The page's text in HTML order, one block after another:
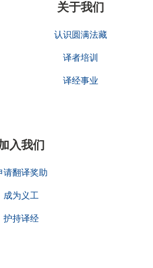
关于我们
认识圆满法藏
译者培训
译经事业
入我们
请翻译奖助
成为义工
护持译经